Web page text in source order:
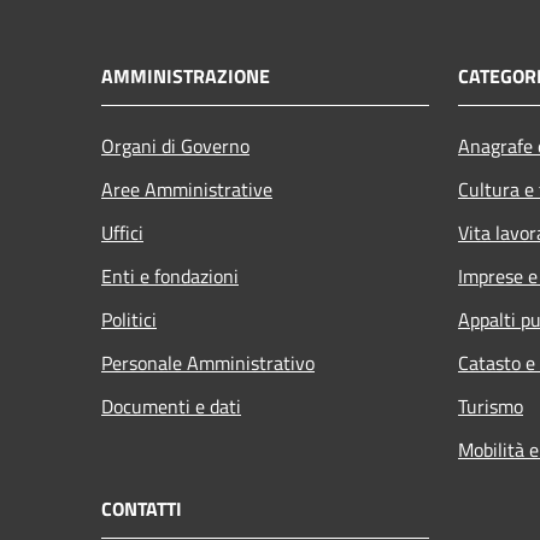
AMMINISTRAZIONE
Organi di Governo
Aree Amministrative
Uffici
Enti e fondazioni
Politici
Personale Amministrativo
Documenti e dati
Cultura
Vita
Imprese
Appalti
Catasto
Turismo
Mobilità
CONTATTI